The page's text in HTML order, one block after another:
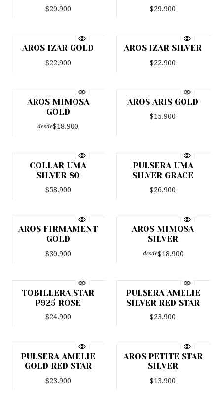
$20.900 $29.900
AROS IZAR GOLD
$22.900
AROS IZAR SILVER
$22.900
AROS MIMOSA
GOLD
desde$18.900
AROS ARIS GOLD
$15.900
Favorito
COLLAR UMA
SILVER 80
$58.900
PULSERA UMA
SILVER GRACE
$26.900
AROS FIRMAMENT
GOLD
$30.900
AROS MIMOSA
SILVER
desde$18.900
TOBILLERA STAR
P925 ROSE
$24.900
PULSERA AMELIE
SILVER RED STAR
$23.900
PULSERA AMELIE
GOLD RED STAR
$23.900
Agotado
AROS PETITE STAR
SILVER
$13.900